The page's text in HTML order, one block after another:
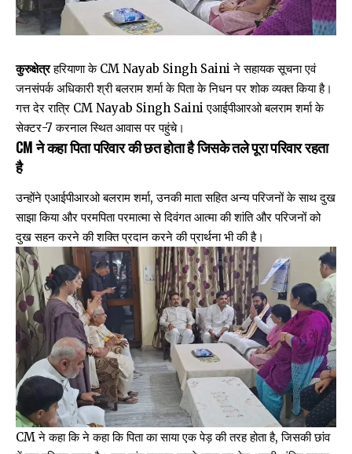
कुरुक्षेत्रहरियाणा के CM Nayab Singh Saini ने सहायक सूचना एवं
जनसंपर्क अधिकारी श्री बलराम शर्मा के पिता के निधन पर शोक व्यक्त किया है।
गत्त देर रात्रि CM Nayab Singh Saini एआईपीआरओ बलराम शर्मा के
सेक्टर-7 करनाल स्थित आवास पर पहुंचे।
CM ने कहा पिता परिवार की छत होता है जिसके तले पूरा परिवार रहता
है
उन्होंने एआईपीआरओ बलराम शर्मा, उनकी माता सहित अन्य परिजनों के साथ दुख
साझा किया और परमपिता परमात्मा से दिवंगत आत्मा की शांति और परिजनों को
दुख सहन करने की शक्ति प्रदान करने की प्रार्थना भी की है।
CM ने कहा कि ने कहा कि पिता का साया एक पेड़ की तरह होता है, जिसकी छांव